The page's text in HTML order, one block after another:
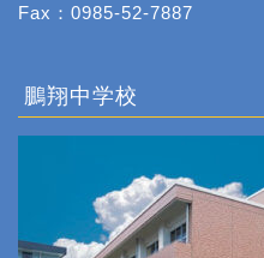
Fax：0985-52-7887
鵬翔中学校